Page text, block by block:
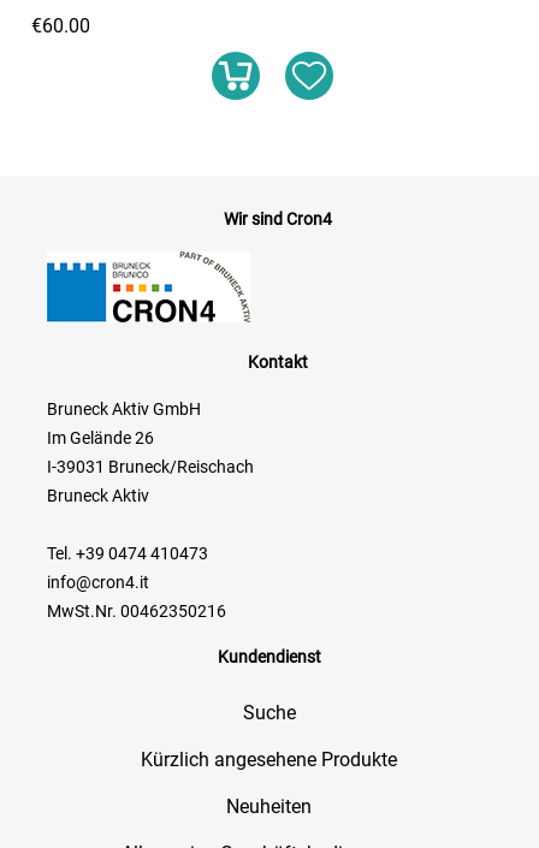
€60.00
Wir sind Cron4
Kontakt
Bruneck Aktiv GmbH
Im Gelände 26
I-39031 Bruneck/Reischach
Bruneck Aktiv
Tel. +39 0474 410473
info@cron4.it
MwSt.Nr. 00462350216
Kundendienst
Suche
Kürzlich angesehene Produkte
Neuheiten